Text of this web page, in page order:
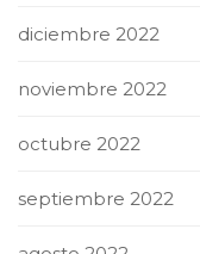
diciembre 2022
noviembre 2022
octubre 2022
septiembre 2022